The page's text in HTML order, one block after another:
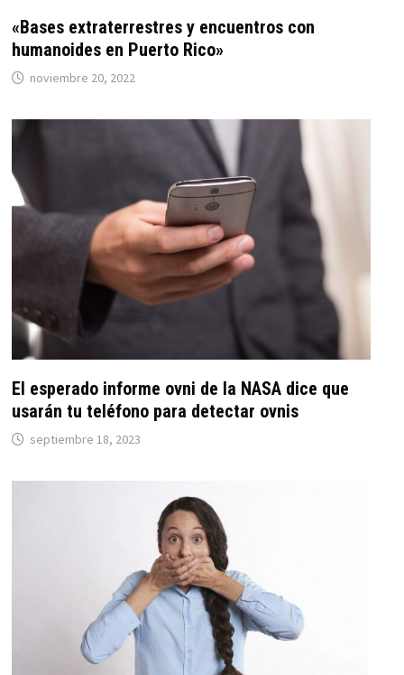
«Bases extraterrestres y encuentros con
humanoides en Puerto Rico»
noviembre 20, 2022
El esperado informe ovni de la NASA dice que
usarán tu teléfono para detectar ovnis
septiembre 18, 2023